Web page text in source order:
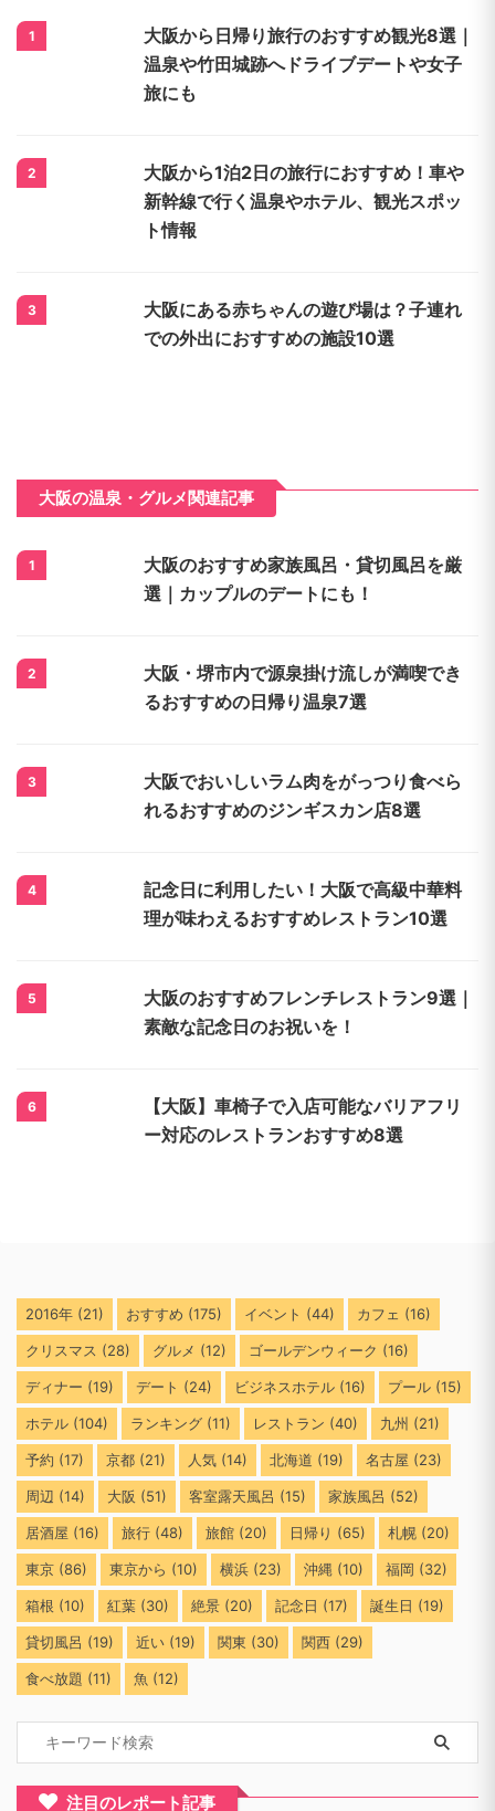
1
大阪から日帰り旅行のおすすめ観光8選｜
温泉や竹田城跡へドライブデートや女子
旅にも
2
大阪から1泊2日の旅行におすすめ！車や
新幹線で行く温泉やホテル、観光スポッ
ト情報
3
大阪にある赤ちゃんの遊び場は？子連れ
での外出におすすめの施設10選
大阪の温泉・グルメ関連記事
1
大阪のおすすめ家族風呂・貸切風呂を厳
選｜カップルのデートにも！
2
大阪・堺市内で源泉掛け流しが満喫でき
るおすすめの日帰り温泉7選
3
大阪でおいしいラム肉をがっつり食べら
れるおすすめのジンギスカン店8選
4
記念日に利用したい！大阪で高級中華料
理が味わえるおすすめレストラン10選
5
大阪のおすすめフレンチレストラン9選｜
素敵な記念日のお祝いを！
6
【大阪】車椅子で入店可能なバリアフリ
ー対応のレストランおすすめ8選
2016年 (21) おすすめ (175) イベント (44) カフェ (16)
クリスマス (28) グルメ (12) ゴールデンウィーク (16)
ディナー (19) デート (24) ビジネスホテル (16) プール (15)
ホテル (104) ランキング (11) レストラン (40) 九州 (21)
予約 (17) 京都 (21) 人気 (14) 北海道 (19) 名古屋 (23)
周辺 (14) 大阪 (51) 客室露天風呂 (15) 家族風呂 (52)
居酒屋 (16) 旅行 (48) 旅館 (20) 日帰り (65) 札幌 (20)
東京 (86) 東京から (10) 横浜 (23) 沖縄 (10) 福岡 (32)
箱根 (10) 紅葉 (30) 絶景 (20) 記念日 (17) 誕生日 (19)
貸切風呂 (19) 近い (19) 関東 (30) 関西 (29)
食べ放題 (11) 魚 (12)
注目のレポート記事